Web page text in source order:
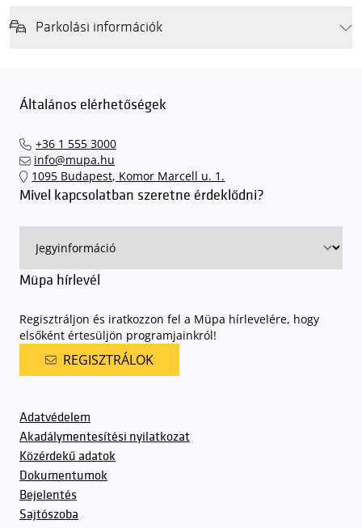
Parkolási információk
érkezéskor megnövekedett várakozási idővel érdemes kalkulálni. Ezt
azt javasoljuk kedves közönségünknek, induljanak
találhassák meg a legideálisabb parkolóhelyet és
érkezhessenek meg előadásainkra
sorompókat rendszámfelismerő automatika nyitja.
ingyenes azon vendégeink számára, akik egy aznapi fizetős
rendjének részletes leírásaelérhető itt.
Általános elérhetőségek
+36 1 555 3000
info@mupa.hu
1095 Budapest, Komor Marcell u. 1.
Mivel kapcsolatban szeretne érdeklődni?
Müpa hírlevél
Regisztráljon és iratkozzon fel a Müpa hírlevelére, hogy
elsőként értesüljön programjainkról!
REGISZTRÁLOK
Adatvédelem
Akadálymentesítési nyilatkozat
Közérdekű adatok
Dokumentumok
Bejelentés
Sajtószoba